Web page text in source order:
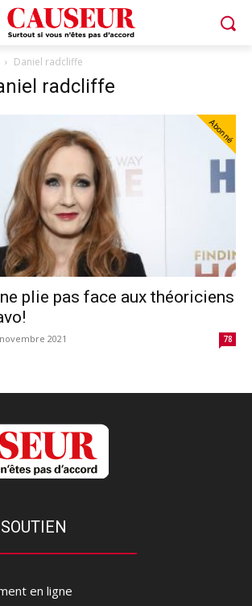
Daniel radcliffe
radcliffe
Abonné
plie pas face aux théoriciens
2021 78
en ligne